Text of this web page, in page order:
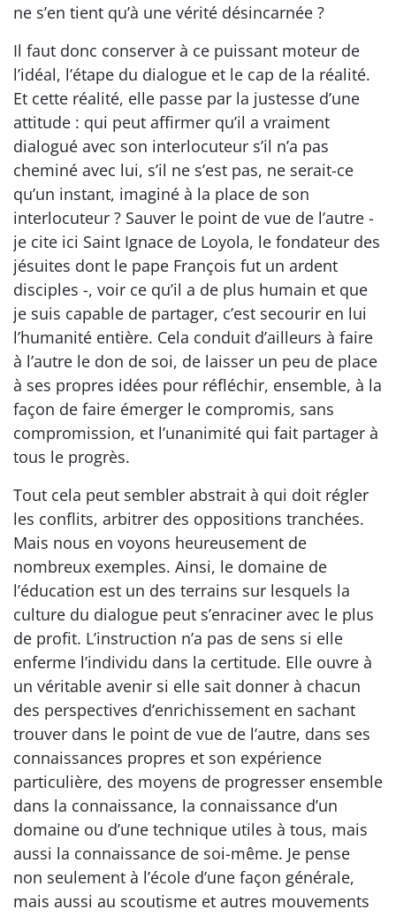
ne s’en tient qu’à une vérité désincarnée ?
Il faut donc conserver à ce puissant moteur de
l’idéal, l’étape du dialogue et le cap de la réalité.
Et cette réalité, elle passe par la justesse d’une
attitude : qui peut affirmer qu’il a vraiment
dialogué avec son interlocuteur s’il n’a pas
cheminé avec lui, s’il ne s’est pas, ne serait-ce
qu’un instant, imaginé à la place de son
interlocuteur ? Sauver le point de vue de l’autre -
je cite ici Saint Ignace de Loyola, le fondateur des
jésuites dont le pape François fut un ardent
disciples -, voir ce qu’il a de plus humain et que
je suis capable de partager, c’est secourir en lui
l’humanité entière. Cela conduit d’ailleurs à faire
à l’autre le don de soi, de laisser un peu de place
à ses propres idées pour réfléchir, ensemble, à la
façon de faire émerger le compromis, sans
compromission, et l’unanimité qui fait partager à
tous le progrès.
Tout cela peut sembler abstrait à qui doit régler
les conflits, arbitrer des oppositions tranchées.
Mais nous en voyons heureusement de
nombreux exemples. Ainsi, le domaine de
l’éducation est un des terrains sur lesquels la
culture du dialogue peut s’enraciner avec le plus
de profit. L’instruction n’a pas de sens si elle
enferme l’individu dans la certitude. Elle ouvre à
un véritable avenir si elle sait donner à chacun
des perspectives d’enrichissement en sachant
trouver dans le point de vue de l’autre, dans ses
connaissances propres et son expérience
particulière, des moyens de progresser ensemble
dans la connaissance, la connaissance d’un
domaine ou d’une technique utiles à tous, mais
aussi la connaissance de soi-même. Je pense
non seulement à l’école d’une façon générale,
mais aussi au scoutisme et autres mouvements